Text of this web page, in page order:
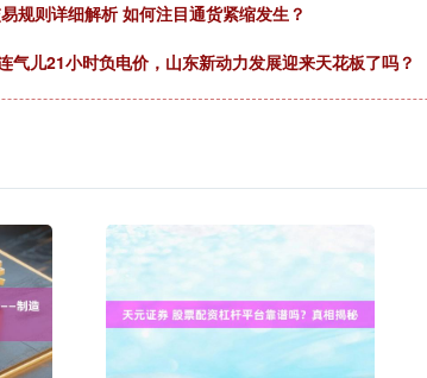
规则详细解析 如何注目通货紧缩发生？
气儿21小时负电价，山东新动力发展迎来天花板了吗？